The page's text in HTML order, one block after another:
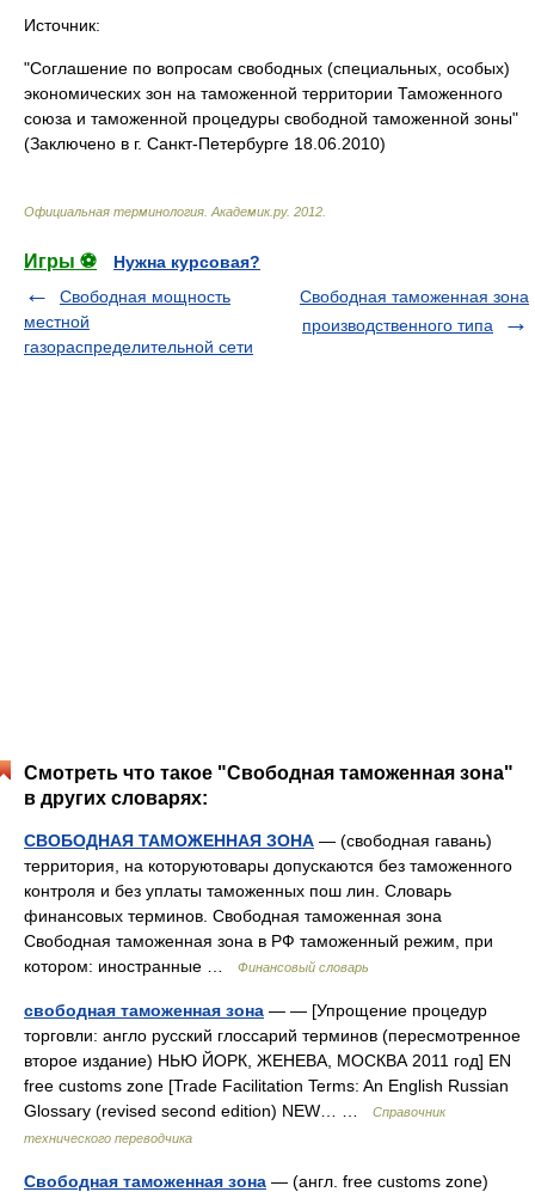
Источник:
"Соглашение по вопросам свободных (специальных, особых)
экономических зон на таможенной территории Таможенного
союза и таможенной процедуры свободной таможенной зоны"
(Заключено в г. Санкт-Петербурге 18.06.2010)
Официальная терминология Академик.ру. 2012
Игры ⚽
Нужна курсовая?
Свободная мощность
местной
газораспределительной сети
Свободная таможенная зона
производственного типа
Смотреть что такое "Свободная таможенная зона"
в других словарях:
СВОБОДНАЯ ТАМОЖЕННАЯ ЗОНА — (свободная гавань)
территория, на которуютовары допускаются без таможенного
контроля и без уплаты таможенных пош лин. Словарь
финансовых терминов. Свободная таможенная зона
Свободная таможенная зона в РФ таможенный режим, при
котором: иностранные …
Финансовый словарь
свободная таможенная зона — — [Упрощение процедур
торговли: англо русский глоссарий терминов (пересмотренное
второе издание) НЬЮ ЙОРК, ЖЕНЕВА, МОСКВА 2011 год] EN
free customs zone [Trade Facilitation Terms: An English Russian
Glossary (revised second edition) NEW… …
Справочник
технического переводчика
Свободная таможенная зона — (англ. free customs zone)